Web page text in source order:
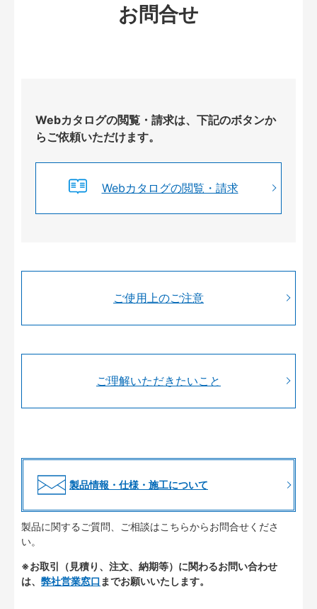
お問合せ
Webカタログの閲覧・請求は、下記のボタンか
らご依頼いただけます。
Webカタログの閲覧・請求
ご使用上のご注意
ご理解いただきたいこと
製品情報・仕様・施工について
製品に関するご質問、ご相談はこちらからお問合せくださ
い。
※お取引（見積り、注文、納期等）に関わるお問い合わせ
は、 弊社営業窓口 までお願いいたします。